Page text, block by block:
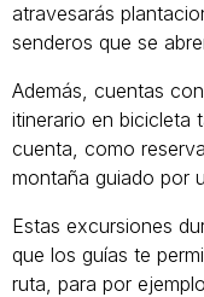
atravesarás
senderos que se
Además, cuentas
itinerario en bicicleta
cuenta, como
montaña guiado por
Estas excursiones
que los guías te
ruta, para por